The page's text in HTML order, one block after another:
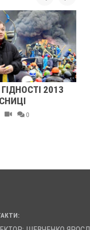
ЖІНКА
ТЦКАШНИКА
МАШИНА